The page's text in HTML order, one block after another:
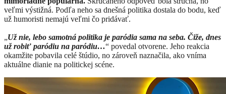
veľmi výstižná. Podľa neho sa dnešná politika dostala do bodu, keď
už humoristi nemajú veľmi čo pridávať.
„Už nie, lebo samotná politika je paródia sama na seba. Čiže, dnes
už robiť paródiu na paródiu…“ povedal otvorene. Jeho reakcia
okamžite pobavila celé štúdio, no zároveň naznačila, ako vníma
aktuálne dianie na politickej scéne.